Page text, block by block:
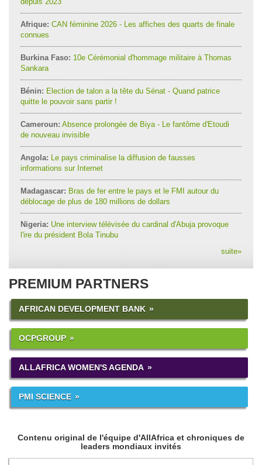
Afrique: CAN féminine 2026 - Les affiches des quarts de finale
connues
Burkina Faso: 10e Cérémonial d'hommage militaire à Thomas
Sankara
Bénin: Election de talon a la tête du Sénat - Quand patrice
quitte le pouvoir sans partir !
Cameroun: Absence prolongée de Biya - Le fantôme d'Etoudi
de nouveau invisible
Angola: Le pays criminalise la diffusion de fausses
informations sur Internet
Madagascar: Bras de fer entre le pays et le FMI autour du
déblocage de plus de 180 millions de dollars
Nigeria: Une interview télévisée du cardinal d'Abuja provoque
l'ire du président Bola Tinubu
suite»
PREMIUM PARTNERS
AFRICAN DEVELOPMENT BANK
OCPGROUP
ALLAFRICA WOMEN'S AGENDA
PMI SCIENCE
Contenu original de l'équipe d'AllAfrica et chroniques de
leaders mondiaux invités